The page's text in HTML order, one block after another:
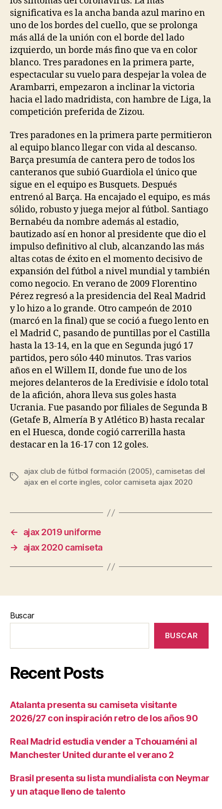
significativa es la ancha banda azul marino en
uno de los bordes del cuello, que se prolonga
más allá de la unión con el borde del lado
izquierdo, un borde más fino que va en color
blanco. Tres paradones en la primera parte,
espectacular su vuelo para despejar la volea de
Arambarri, empezaron a inclinar la victoria
hacia el lado madridista, con hambre de Liga, la
competición preferida de Zizou.
Tres paradones en la primera parte permitieron
al equipo blanco llegar con vida al descanso.
Barça presumía de cantera pero de todos los
canteranos que subió Guardiola el único que
sigue en el equipo es Busquets. Después
entrenó al Barça. Ha encajado el equipo, es más
sólido, robusto y juega mejor al fútbol. Santiago
Bernabéu da nombre además al estadio,
bautizado así en honor al presidente que dio el
impulso definitivo al club, alcanzando las más
altas cotas de éxito en el momento decisivo de
expansión del fútbol a nivel mundial y también
como negocio. En verano de 2009 Florentino
Pérez regresó a la presidencia del Real Madrid
y lo hizo a lo grande. Otro campeón de 2010
(marcó en la final) que se coció a fuego lento en
el Madrid C, pasando de puntillas por el Castilla
hasta la 13-14, en la que en Segunda jugó 17
partidos, pero sólo 440 minutos. Tras varios
años en el Willem II, donde fue uno de los
mejores delanteros de la Eredivisie e ídolo total
de la afición, ahora lleva sus goles hasta
Ucrania. Fue pasando por filiales de Segunda B
(Getafe B, Almería B y Atlético B) hasta recalar
en el Huesca, donde cogió carrerilla hasta
destacar en la 16-17 con 12 goles.
Etiquetas
ajax club de fútbol formación (2005), camisetas del
ajax en el corte ingles, color camiseta ajax 2020
←
ajax 2019 uniforme
→
ajax 2020 camiseta
Buscar
BUSCAR
Recent Posts
Atalanta presenta su camiseta visitante
2026/27 con inspiración retro de los años 90
Real Madrid estudia vender a Tchouaméni al
Manchester United durante el verano 2
Brasil presenta su lista mundialista con Neymar
y un ataque lleno de talento